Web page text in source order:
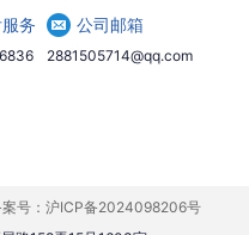
务 公司邮箱
2881505714@qq.com
案号：沪ICP备2024098206号